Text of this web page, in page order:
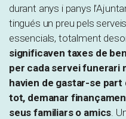
durant anys i panys
tingués un preu pels
essencials, totalment
significaven taxes de
per cada servei funerari
havien de gastar-se part
tot, demanar
seus familiars o amics .